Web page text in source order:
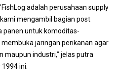
adalah perusahaan supply
mengambil bagian post
panen untuk komoditas-
jaringan perikanan agar
maupun industri,” jelas putra
ini.